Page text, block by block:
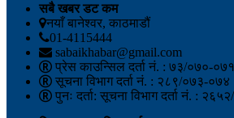
सबै खबर डट कम
नयाँ बानेश्वर, काठमाडौं
01-4115444
sabaikhabar@gmail.com
प्रेस काउन्सिल दर्ता नं. : ७३/०७०-०७१
सूचना विभाग दर्ता नं. : २८९/०७३-०७४
पुनः दर्ता: सूचना विभाग दर्ता नं. :